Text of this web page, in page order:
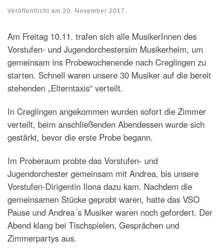
Veröffentlicht am 20. November 2017
Am Freitag 10.11. trafen sich alle MusikerInnen des
Vorstufen- und Jugendorchestersim Musikerheim, um
gemeinsam ins Probewochenende nach Creglingen zu
starten. Schnell waren unsere 30 Musiker auf die bereit
stehenden „Elterntaxis“ verteilt.
In Creglingen angekommen wurden sofort die Zimmer
verteilt, beim anschließenden Abendessen wurde sich
gestärkt, bevor die erste Probe begann.
Im Proberaum probte das Vorstufen- und
Jugendorchester gemeinsam mit Andrea, bis unsere
Vorstufen-Dirigentin Ilona dazu kam. Nachdem die
gemeinsamen Stücke geprobt waren, hatte das VSO
Pause und Andrea´s Musiker waren noch gefordert. Der
Abend klang bei Tischspielen, Gesprächen und
Zimmerpartys aus.